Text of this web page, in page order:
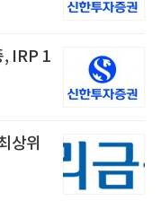
, IRP 1
상위